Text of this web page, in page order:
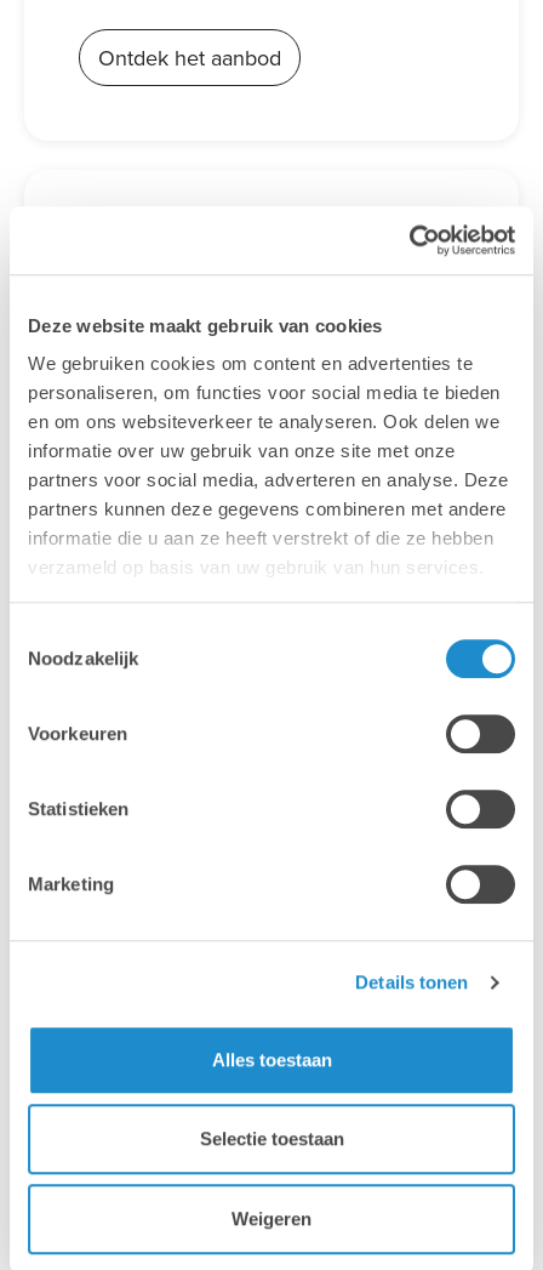
Deze website maakt gebruik van cookies
We gebruiken cookies om content en advertenties te
personaliseren, om functies voor social media te bieden
en om ons websiteverkeer te analyseren. Ook delen we
informatie over uw gebruik van onze site met onze
partners voor social media, adverteren en analyse. Deze
partners kunnen deze gegevens combineren met andere
informatie die u aan ze heeft verstrekt of die ze hebben
verzameld op basis van uw gebruik van hun services.
Noodzakelijk
Voorkeuren
Statistieken
Marketing
Details tonen
Alles toestaan
Selectie toestaan
Weigeren
Ontdek het aanbod
evenementen
word je graag geïnspireerd? Wil je eens
vrijblijvend kennismaken met onze
specialisten? Schrijf je in voor een van onze
gratis webinars en evenementen of kom ons
een bezoekje brengen op een vakbeurs bij
jou in de buurt.
Waarom Lab9 Pro?
Ruim 30 jaar geleden begonnen we in één specifieke
markt. Gaandeweg breidden we onze expertise uit tot ver